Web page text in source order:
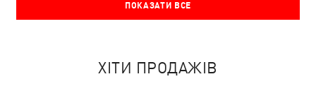
ПОКАЗАТИ ВСЕ
ХІТИ ПРОДАЖІВ